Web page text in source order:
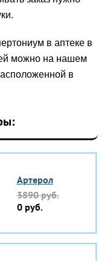
в аптеке в
можно на нашем
в
Артерол
3890 руб.
0 руб.